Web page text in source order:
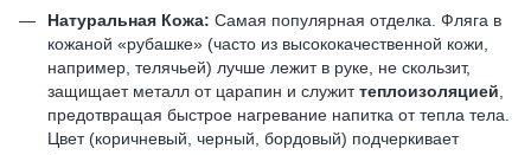
Натуральная Кожа: Самая популярная отделка. Фляга в
кожаной «рубашке» (часто из высококачественной кожи,
например, телячьей) лучше лежит в руке, не скользит,
защищает металл от царапин и служиттеплоизоляцией,
предотвращая быстрое нагревание напитка от тепла тела.
Цвет (коричневый, черный, бордовый) подчеркивает